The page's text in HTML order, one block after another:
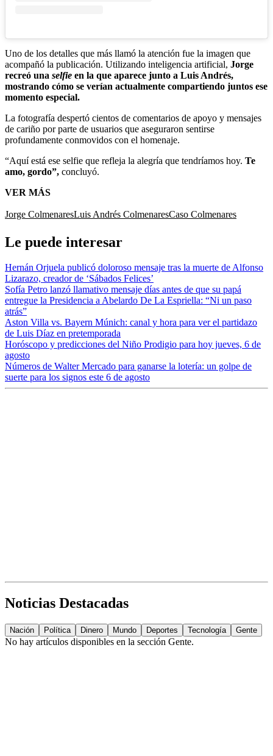
Uno de los detalles que más llamó la atención fue la imagen que
acompañó la publicación. Utilizando inteligencia artificial, Jorge
recreó una selfie en la que aparece junto a Luis Andrés,
mostrando cómo se verían actualmente compartiendo juntos ese
momento especial.
La fotografía despertó cientos de comentarios de apoyo y mensajes
de cariño por parte de usuarios que aseguraron sentirse
profundamente conmovidos con el homenaje.
“Aquí está ese selfie que refleja la alegría que tendríamos hoy. Te
amo, gordo”, concluyó.
VER MÁS
Jorge ColmenaresLuis Andrés ColmenaresCaso Colmenares
Le puede interesar
Hernán Orjuela publicó doloroso mensaje tras la muerte de Alfonso
Lizarazo, creador de ‘Sábados Felices’
Sofía Petro lanzó llamativo mensaje días antes de que su papá
entregue la Presidencia a Abelardo De La Espriella: “Ni un paso
atrás”
Aston Villa vs. Bayern Múnich: canal y hora para ver el partidazo
de Luis Díaz en pretemporada
Horóscopo y predicciones del Niño Prodigio para hoy jueves, 6 de
agosto
Números de Walter Mercado para ganarse la lotería: un golpe de
suerte para los signos este 6 de agosto
Noticias Destacadas
Nación Política Dinero Mundo Deportes Tecnología Gente
No hay artículos disponibles en la sección Gente.